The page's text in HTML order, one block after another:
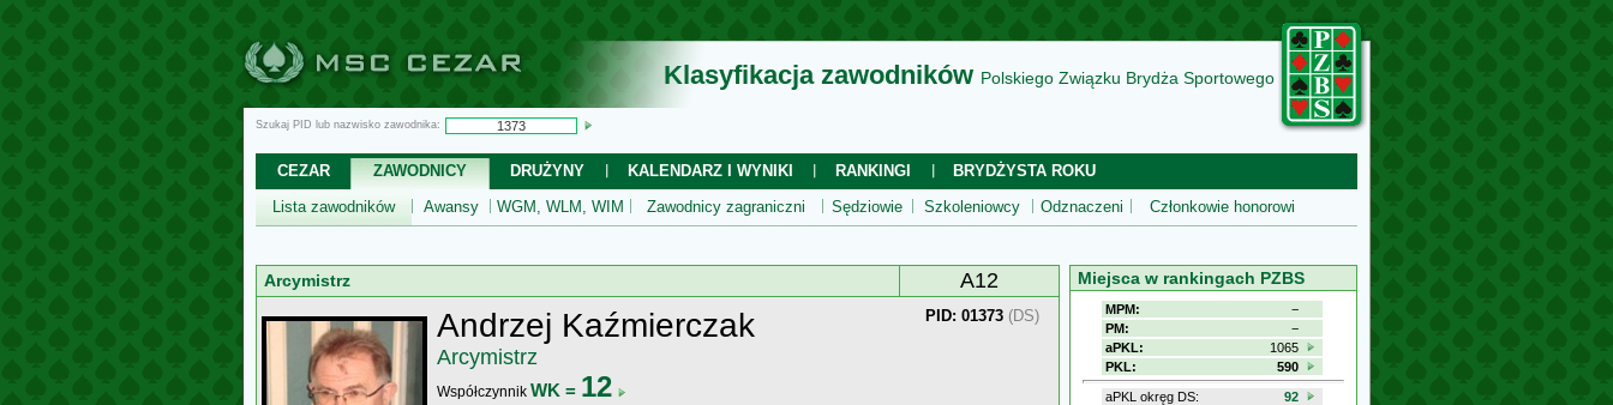
Klasyfikacja zawodników Polskiego Związku Brydża Sportowego
Szukaj PID lub nazwisko zawodnika:
CEZAR ZAWODNICY DRUŻYNY KALENDARZ I WYNIKI RANKINGI
BRYDŻYSTA ROKU
Lista zawodników
Awansy WGM, WLM, WIM Zawodnicy zagraniczni Sędziowie Szkoleniowcy Odznaczeni Członkowie honorowi
Arcymistrz A12
Andrzej Kaźmierczak
Arcymistrz
Współczynnik WK = 12
PID: 01373 (DS)
Miejsca w rankingach PZBS
MPM:
−
PM:
−
aPKL:
1065
PKL:
590
aPKL okręg DS:
92